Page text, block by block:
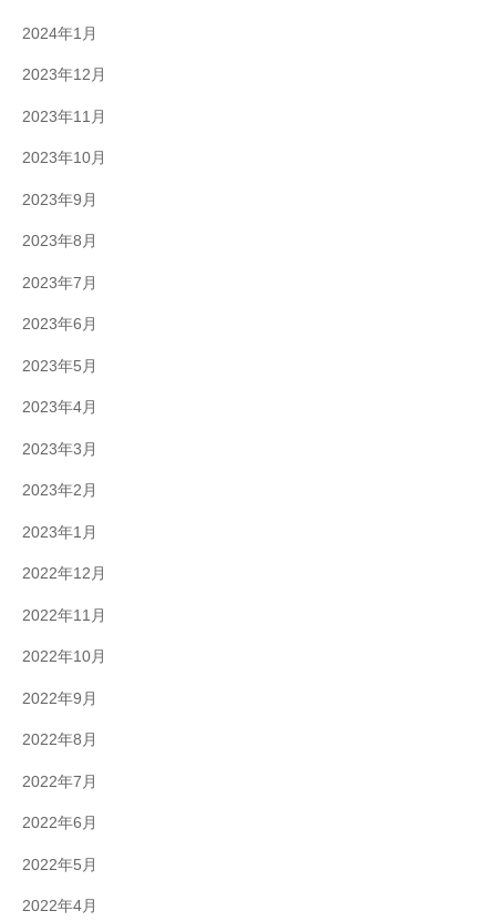
2024年1月
2023年12月
2023年11月
2023年10月
2023年9月
2023年8月
2023年7月
2023年6月
2023年5月
2023年4月
2023年3月
2023年2月
2023年1月
2022年12月
2022年11月
2022年10月
2022年9月
2022年8月
2022年7月
2022年6月
2022年5月
2022年4月